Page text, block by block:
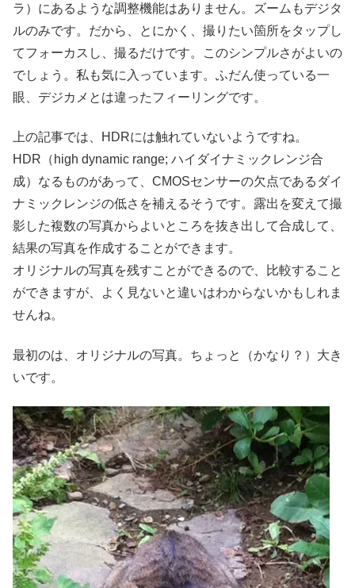
ラ）にあるような調整機能はありません。ズームもデジタ
ルのみです。だから、とにかく、撮りたい箇所をタップし
てフォーカスし、撮るだけです。このシンプルさがよいの
でしょう。私も気に入っています。ふだん使っている一
眼、デジカメとは違ったフィーリングです。
上の記事では、HDRには触れていないようですね。
HDR（high dynamic range; ハイダイナミックレンジ合
成）なるものがあって、CMOSセンサーの欠点であるダイ
ナミックレンジの低さを補えるそうです。露出を変えて撮
影した複数の写真からよいところを抜き出して合成して、
結果の写真を作成することができます。
オリジナルの写真を残すことができるので、比較すること
ができますが、よく見ないと違いはわからないかもしれま
せんね。
最初のは、オリジナルの写真。ちょっと（かなり？）大き
いです。